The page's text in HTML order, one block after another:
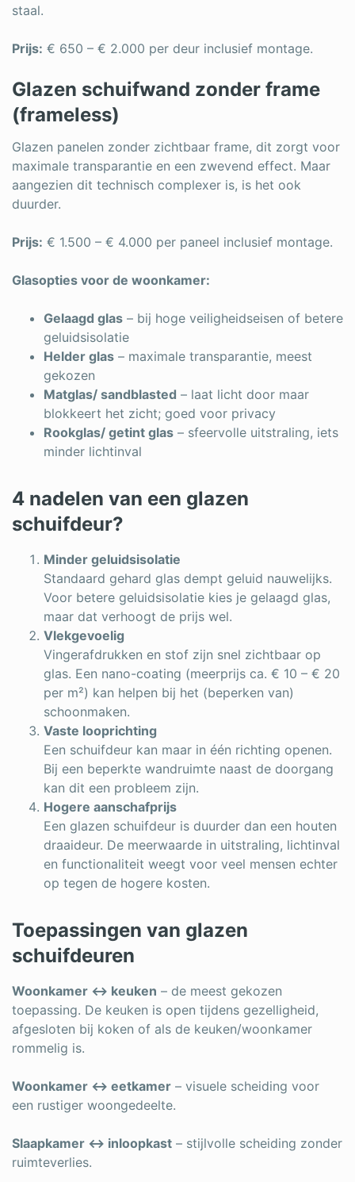
staal.
Prijs: € 650 – € 2.000 per deur inclusief montage.
Glazen schuifwand zonder frame
(frameless)
Glazen panelen zonder zichtbaar frame, dit zorgt voor
maximale transparantie en een zwevend effect. Maar
aangezien dit technisch complexer is, is het ook
duurder.
Prijs: € 1.500 – € 4.000 per paneel inclusief montage.
Glasopties voor de woonkamer:
Gelaagd glas – bij hoge veiligheidseisen of betere
geluidsisolatie
Helder glas – maximale transparantie, meest
gekozen
Matglas/ sandblasted – laat licht door maar
blokkeert het zicht; goed voor privacy
Rookglas/ getint glas – sfeervolle uitstraling, iets
minder lichtinval
4 nadelen van een glazen
schuifdeur?
Minder geluidsisolatie
Standaard gehard glas dempt geluid nauwelijks.
Voor betere geluidsisolatie kies je gelaagd glas,
maar dat verhoogt de prijs wel.
Vlekgevoelig
Vingerafdrukken en stof zijn snel zichtbaar op
glas. Een nano-coating (meerprijs ca. € 10 – € 20
per m²) kan helpen bij het (beperken van)
schoonmaken.
Vaste looprichting
Een schuifdeur kan maar in één richting openen.
Bij een beperkte wandruimte naast de doorgang
kan dit een probleem zijn.
Hogere aanschafprijs
Een glazen schuifdeur is duurder dan een houten
draaideur. De meerwaarde in uitstraling, lichtinval
en functionaliteit weegt voor veel mensen echter
op tegen de hogere kosten.
Toepassingen van glazen
schuifdeuren
Woonkamer ↔ keuken – de meest gekozen
toepassing. De keuken is open tijdens gezelligheid,
afgesloten bij koken of als de keuken/woonkamer
rommelig is.
Woonkamer ↔ eetkamer – visuele scheiding voor
een rustiger woongedeelte.
Slaapkamer ↔ inloopkast – stijlvolle scheiding zonder
ruimteverlies.